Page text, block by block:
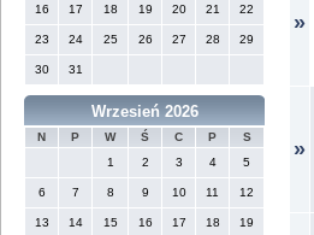
16 17 18 19 20 21 22
23 24 25 26 27 28 29
30 31
Wrzesień 2026
N P W Ś C P
S
1
2 3 4 5
6 7 8 9 10 11 12
13 14 15 16 17 18 19
»
»